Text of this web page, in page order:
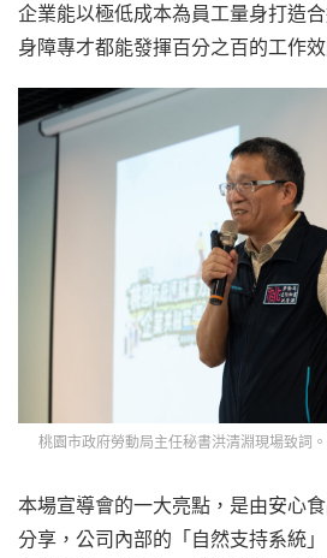
企業能以極低成本為員工量身打造
身障專才都能發揮百分之百的工作效
桃園市政府勞動局主任秘書洪清淵現場致詞
本場宣導會的一大亮點，是由安心
分享，公司內部的「自然支持系統